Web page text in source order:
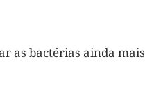
as bactérias ainda mais